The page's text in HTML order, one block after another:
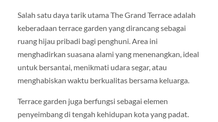
Salah satu daya tarik utama The Grand Terrace adalah
keberadaan terrace garden yang dirancang sebagai
ruang hijau pribadi bagi penghuni. Area ini
menghadirkan suasana alami yang menenangkan, ideal
untuk bersantai, menikmati udara segar, atau
menghabiskan waktu berkualitas bersama keluarga.
Terrace garden juga berfungsi sebagai elemen
penyeimbang di tengah kehidupan kota yang padat.